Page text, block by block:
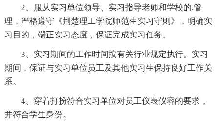
2、服从实习单位领导、实习指导老师和学校的.管
理，严格遵守《荆楚理工学院师范生实习守则》，明确实
习目的，端正实习态度，保证完成实习任务。
3、实习期间的工作时间按有关行业规定执行。实习
期间，保证与实习单位员工及其他实习生保持良好工作关
系。
4、穿着打扮符合实习单位对员工仪表仪容的要求，
并符合学生身份。